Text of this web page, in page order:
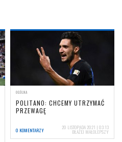
OGÓLNA
POLITANO: CHCEMY UTRZYMAĆ
PRZEWAGĘ
0 KOMENTARZY 20 LISTOPADA 2021 | 03:13
BŁAŻEJ MAŁOLEPSZY